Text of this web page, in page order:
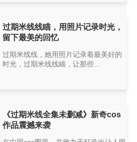
过期米线线瞄，用照片记录时光，
留下最美的回忆
过期米线线，她用照片记录着最美好的
时光，过期米线线瞄，让那些...
《过期米线全集未删减》新奇cos
作品震撼来袭